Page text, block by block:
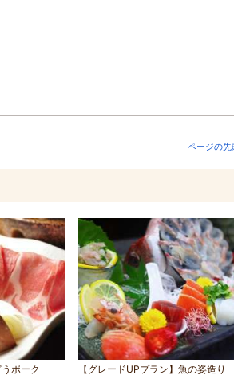
ページの先
ポーク 【グレードUPプラン】魚の姿造り